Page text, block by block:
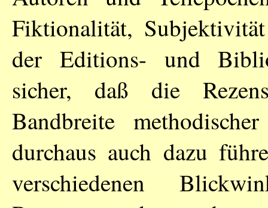
Fiktionalität,
der Editions- und
sicher, daß die
Bandbreite
durchaus auch dazu
verschiedenen